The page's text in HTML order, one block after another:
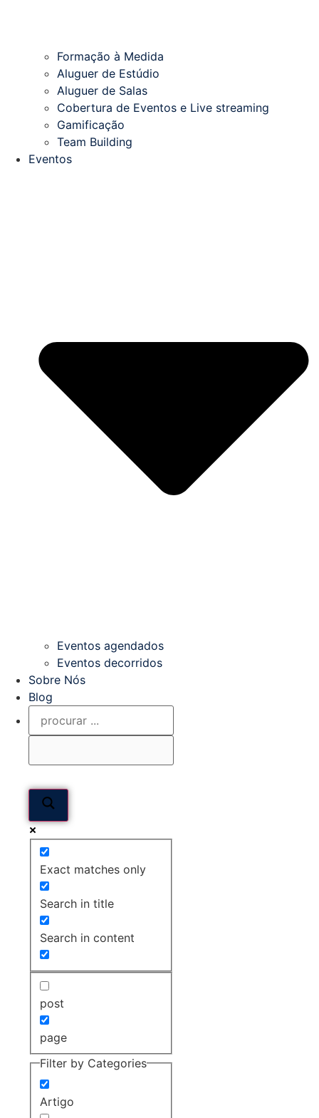
Formação à Medida
Aluguer de Estúdio
Aluguer de Salas
Cobertura de Eventos e Live streaming
Gamificação
Team Building
Eventos
Eventos agendados
Eventos decorridos
Sobre Nós
Blog
Exact matches only
Search in title
Search in content
post
page
Filter by Categories
Artigo